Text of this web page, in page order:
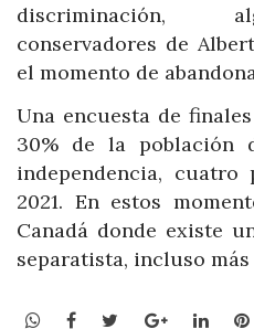
discriminación,
conservadores de
el momento de
Una encuesta de
30% de la población
independencia,
2021. En estos
Canadá donde existe
separatista, incluso más
WhatsApp
Facebook
TwitterGoogle+